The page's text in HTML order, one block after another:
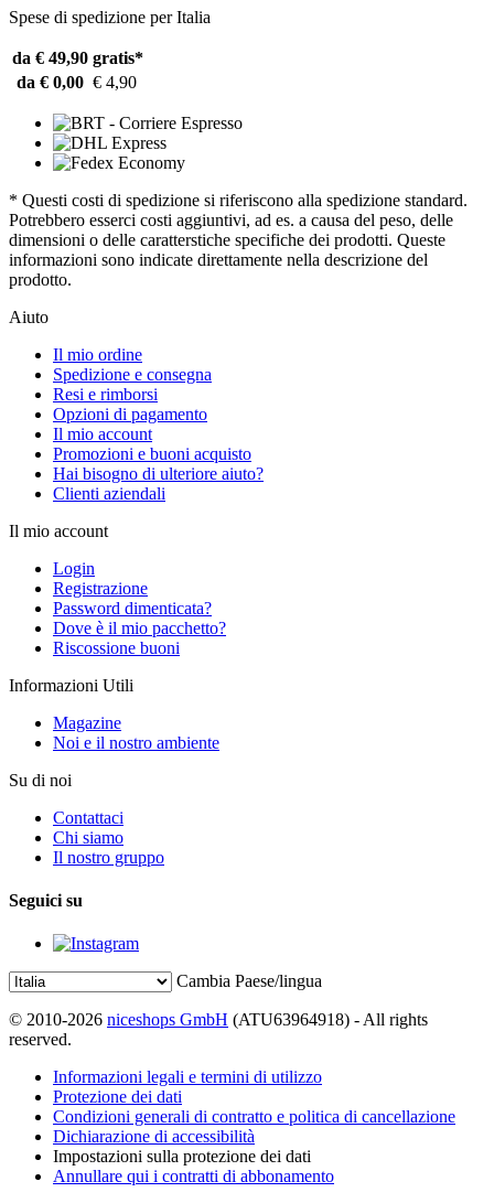
Spese di spedizione per Italia
da € 49,90 gratis*
da € 0,00 € 4,90
* Questi costi di spedizione si riferiscono alla spedizione standard.
Potrebbero esserci costi aggiuntivi, ad es. a causa del peso, delle
dimensioni o delle caratterstiche specifiche dei prodotti. Queste
informazioni sono indicate direttamente nella descrizione del
prodotto.
Aiuto
Il mio ordine
Spedizione e consegna
Resi e rimborsi
Opzioni di pagamento
Il mio account
Promozioni e buoni acquisto
Hai bisogno di ulteriore aiuto?
Clienti aziendali
Il mio account
Login
Registrazione
Password dimenticata?
Dove è il mio pacchetto?
Riscossione buoni
Informazioni Utili
Magazine
Noi e il nostro ambiente
Su di noi
Contattaci
Chi siamo
Il nostro gruppo
Seguici su
Cambia Paese/lingua
© 2010-2026 niceshops GmbH (ATU63964918) - All rights
reserved.
Informazioni legali e termini di utilizzo
Protezione dei dati
Condizioni generali di contratto e politica di cancellazione
Dichiarazione di accessibilità
Impostazioni sulla protezione dei dati
Annullare qui i contratti di abbonamento